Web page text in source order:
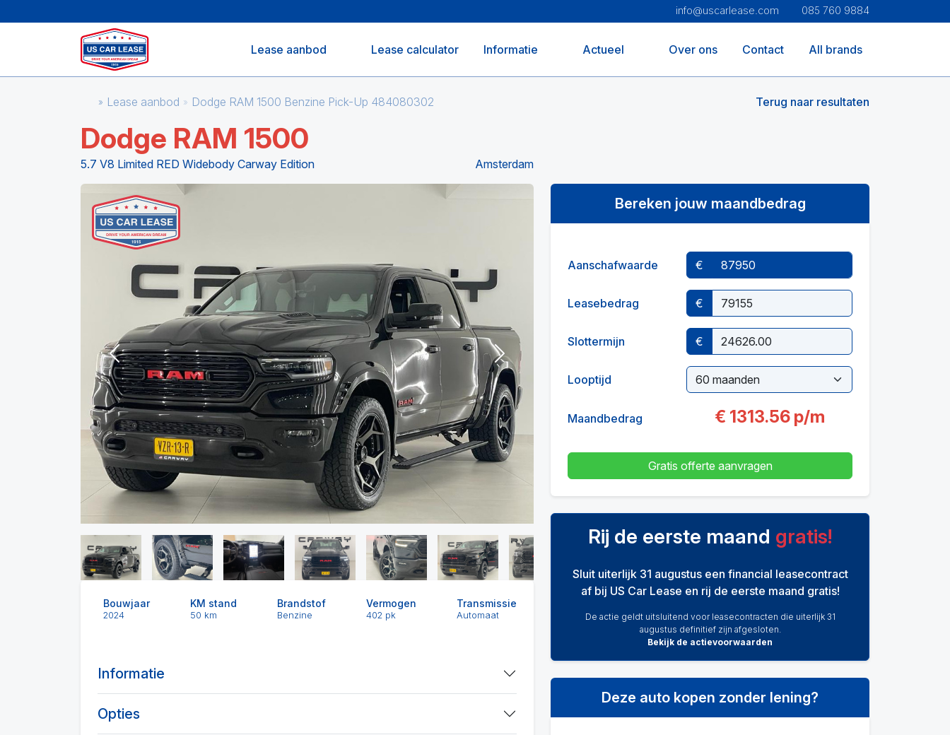
info@uscarlease.com 085 760 9884
Lease aanbod Lease calculator Informatie Actueel Over ons Contact All brands
Lease aanbod Dodge RAM 1500 Benzine Pick-Up 484080302 Terug naar resultaten
Dodge RAM 1500
5.7 V8 Limited RED Widebody Carway Edition Amsterdam
Previous Next
Bouwjaar
2024
KM stand
50 km
Brandstof
Benzine
Vermogen
402 pk
Transmissie
Automaat
Informatie
Opties
Bereken jouw maandbedrag
Aanschafwaarde €
Leasebedrag €
Slottermijn €
Looptijd
Maandbedrag € 1313.56p/m
Gratis offerte aanvragen
Rij de eerste maand gratis!
Sluit uiterlijk 31 augustus een financial leasecontract
af bij US Car Lease en rij de eerste maand gratis!
De actie geldt uitsluitend voor leasecontracten die uiterlijk 31
augustus definitief zijn afgesloten.
Bekijk de actievoorwaarden
Deze auto kopen zonder lening?